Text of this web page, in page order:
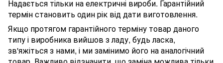
Надається тільки на електричні вироби. Гарантійний
термін становить один рік від дати виготовлення.
Якщо протягом гарантійного терміну товар даного
типу і виробника вийшов з ладу, будь ласка,
зв'яжіться з нами, і ми замінимо його на аналогічний